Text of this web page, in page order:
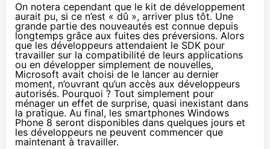
On notera cependant que le kit de développement
aurait pu, si ce n’est « dû », arriver plus tôt. Une
grande partie des nouveautés est connue depuis
longtemps grâce aux fuites des préversions. Alors
que les développeurs attendaient le SDK pour
travailler sur la compatibilité de leurs applications
ou en développer simplement de nouvelles,
Microsoft avait choisi de le lancer au dernier
moment, n’ouvrant qu’un accès aux développeurs
autorisés. Pourquoi ? Tout simplement pour
ménager un effet de surprise, quasi inexistant dans
la pratique. Au final, les smartphones Windows
Phone 8 seront disponibles dans quelques jours et
les développeurs ne peuvent commencer que
maintenant à travailler.